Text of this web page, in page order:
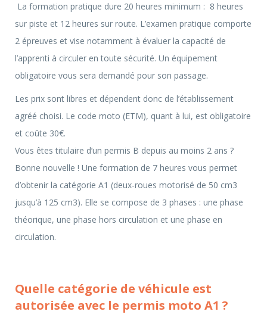
La formation pratique dure 20 heures minimum : 8 heures
sur piste et 12 heures sur route. L’examen pratique comporte
2 épreuves et vise notamment à évaluer la capacité de
l’apprenti à circuler en toute sécurité. Un équipement
obligatoire vous sera demandé pour son passage.
Les prix sont libres et dépendent donc de l’établissement
agréé choisi. Le code moto (ETM), quant à lui, est obligatoire
et coûte 30€.
Vous êtes titulaire d’un permis B depuis au moins 2 ans ?
Bonne nouvelle ! Une formation de 7 heures vous permet
d’obtenir la catégorie A1 (deux-roues motorisé de 50 cm3
jusqu’à 125 cm3). Elle se compose de 3 phases : une phase
théorique, une phase hors circulation et une phase en
circulation.
Quelle catégorie de véhicule est
autorisée avec le permis moto A1 ?